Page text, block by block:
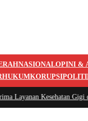
NASIONALOPINI &
HUKUMKORUPSI
Gigi dari Tim